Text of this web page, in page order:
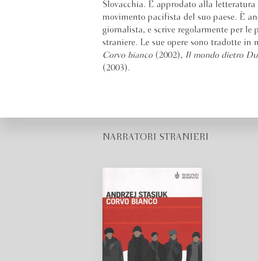
Slovacchia. È approdato alla
movimento pacifista del suo paese. È
giornalista, e scrive regolarmente per
straniere. Le sue opere sono tradotte
Corvo bianco (2002), Il mondo dietro
(2003).
NARRATORI STRANIERI